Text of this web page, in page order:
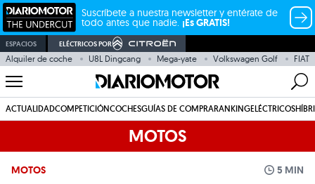
Suscríbete a nuestra newsletter y entérate de
todo antes que nadie. ¡Es GRATIS!
ESPACIOS ELÉCTRICOS POR
Alquiler de coche U8L Dingcang Mega-yate Volkswagen Golf FIAT
ACTUALIDADCOMPETICIÓNCOCHESGUÍAS DE COMPRARANKINGELÉCTRICOS
MOTOS
MOTOS 5 MIN